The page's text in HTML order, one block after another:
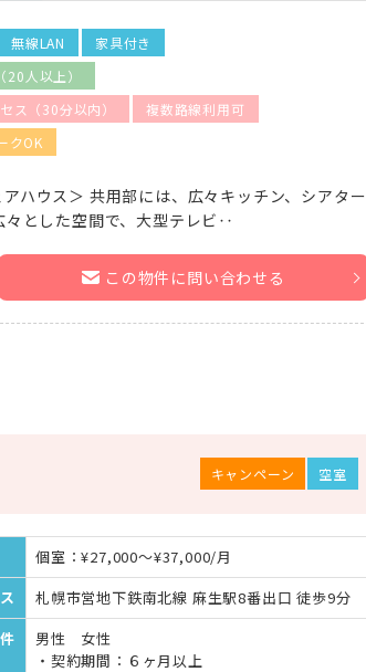
無線LAN
家具付き
20人以上）
ス（30分以内）
複数路線利用可
クOK
ハウス＞ 共用部には、広々キッチン、シアター
々とした空間で、大型テレビ‥
この物件に問い合わせる
キャンペーン 空室
個室：¥27,000～¥37,000/月
札幌市営地下鉄南北線 麻生駅8番出口 徒歩9分
男性 女性
・契約期間：６ヶ月以上